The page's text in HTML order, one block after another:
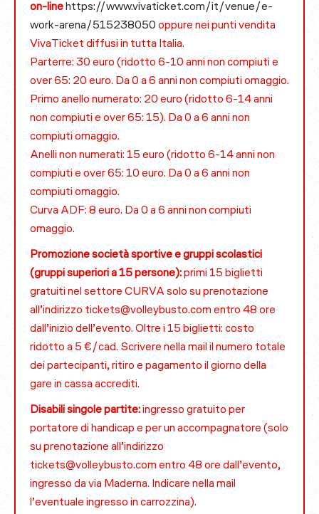
on-line https://www.vivaticket.com/it/venue/e-
work-arena/515238050 oppure nei punti vendita
VivaTicket diffusi in tutta Italia.
Parterre: 30 euro (ridotto 6-10 anni non compiuti e
over 65: 20 euro. Da 0 a 6 anni non compiuti omaggio.
Primo anello numerato: 20 euro (ridotto 6-14 anni
non compiuti e over 65: 15). Da 0 a 6 anni non
compiuti omaggio.
Anelli non numerati: 15 euro (ridotto 6-14 anni non
compiuti e over 65: 10 euro. Da 0 a 6 anni non
compiuti omaggio.
Curva ADF: 8 euro. Da 0 a 6 anni non compiuti
omaggio.
Promozione società sportive e gruppi scolastici
(gruppi superiori a 15 persone):primi 15 biglietti
gratuiti nel settore CURVA solo su prenotazione
all’indirizzo tickets@volleybusto.com entro 48 ore
dall’inizio dell’evento. Oltre i 15 biglietti: costo
ridotto a 5 €/cad. Scrivere nella mail il numero totale
dei partecipanti, ritiro e pagamento il giorno della
gare in cassa accrediti.
Disabili singole partite:ingresso gratuito per
portatore di handicap e per un accompagnatore (solo
su prenotazione all’indirizzo
tickets@volleybusto.com entro 48 ore dall’evento,
ingresso da via Maderna. Indicare nella mail
l’eventuale ingresso in carrozzina).